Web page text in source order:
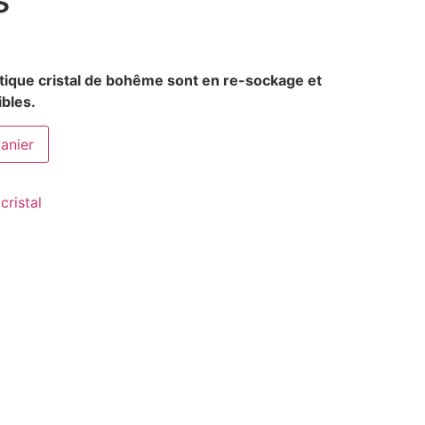
cristal de bohême sont en re-sockage et